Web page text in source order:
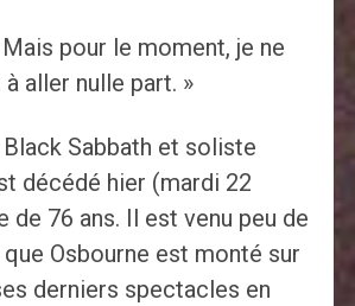
pour le moment, je ne
aller nulle part. »
Sabbath et soliste
décédé hier (mardi 22
de 76 ans. Il est venu peu de
Osbourne est monté sur
derniers spectacles en